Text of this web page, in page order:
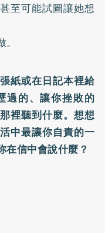
至可能試圖讓她想
紙或在日記本裡給
過的、讓你挫敗的
裡聽到什麼。想想
中最讓你自責的一
在信中會說什麼？